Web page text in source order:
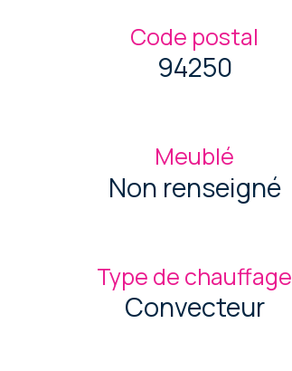
Code postal
94250
Meublé
Non renseigné
Type de chauffage
Convecteur